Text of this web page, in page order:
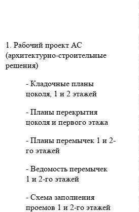
1. Рабочий проект АС
(архитектурно-строительные
решения)
- Кладочные планы
цоколя, 1 и 2 этажей
- Планы перекрытия
цоколя и первого этажа
- Планы перемычек 1 и 2-
го этажей
- Ведомость перемычек
1 и 2-го этажей
- Схема заполнения
проемов 1 и 2-го этажей